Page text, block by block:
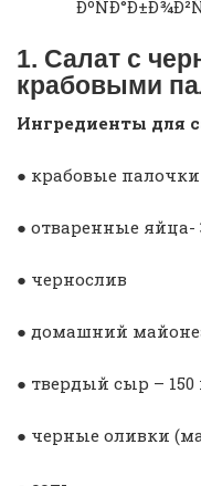
1. Салат с
крабовыми
Ингредиенты для
● крабовые
● отваренные яйца-
● чернослив
● домашний
● твердый сыр – 150
● черные оливки